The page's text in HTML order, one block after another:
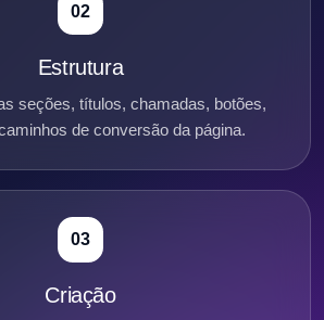
02
Estrutura
seções, títulos, chamadas, botões,
de conversão da página.
03
Criação